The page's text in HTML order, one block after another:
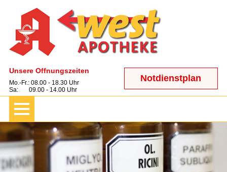
Unsere Öffnungszeiten
Mo.-Fr.: 08.00 - 18.30 Uhr
Sa: 09.00 - 14.00 Uhr
Notdienstplan